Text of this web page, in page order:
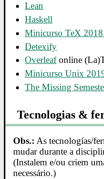
Lean
Haskell
Minicurso TeX
Detexify
Overleafonline
Minicurso Unix
The Missing
Tecnologias &
Obs.: As tecnologías/
mudar durante a
(Instalem e/ou criem
necessário.)